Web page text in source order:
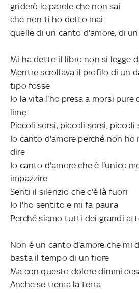
griderò le parole che non sai
che non ti ho detto mai
quelle di un canto d'amore, di
Mi ha detto il libro non si legge
Mentre scrollava il profilo di un
tipo fosse
Io la vita l'ho presa a morsi pure
lime
Piccoli sorsi, piccoli sorsi, piccoli
Io canto d'amore perché non ho
dire
Io canto d'amore che è l'unico
impazzire
Senti il silenzio che c'è là fuori
Io l'ho sentito e mi fa paura
Perché siamo tutti dei grandi
Non è un canto d'amore che mi
basta il tempo di un fiore
Ma con questo dolore dimmi
Anche se trema la terra